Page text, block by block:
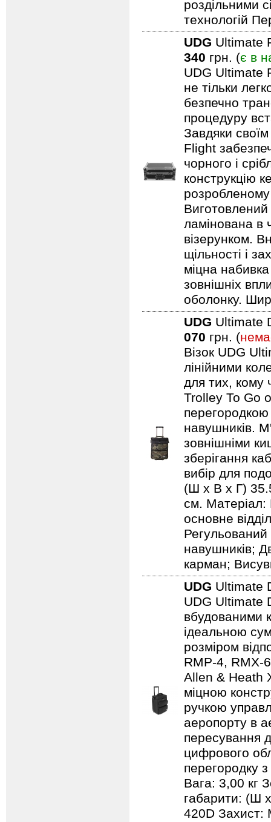
роздільними
технологій
UDG Ultimate
340 грн. (є в
UDG Ultimate
не тільки
безпечно
процедуру
Завдяки
Flight
чорного і
конструкцію
ламінована в
візерунком.
щільності і
міцна
зовнішніх
оболонку.
UDG Ultimate
070 грн. (
Візок UDG
лінійними
для тих, кому
Trolley To Go
перегородкою
навушників.
зовнішніми
зберігання
вибір для
(Ш х В х Г)
см. Матеріал:
основне
Регульований
навушників;
карман;
UDG Ultimate
UDG Ultimate
вбудованими
ідеальною
розміром
RMP-4, RMX-
Allen & Heath
міцною
ручкою
аеропорту в
пересування
цифрового
перегородку
Вага: 3,00 кг
габарити: (Ш
420D Захист: